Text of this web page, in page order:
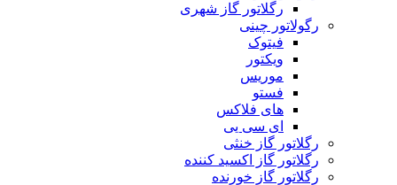
رگلاتور گاز شهری
رگولاتور چینی
فیتوک
ویکتور
موریس
فستو
های فلاکس
ای سی یی
رگلاتور گاز خنثی
رگلاتور گاز اکسید کننده
رگلاتور گاز خورنده